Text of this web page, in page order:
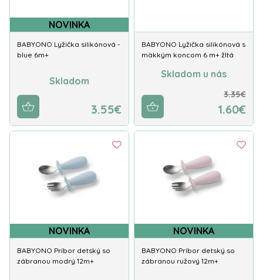
NOVINKA
BABYONO Lyžička silikónová -
blue 6m+
Skladom
3.55€
BABYONO Lyžička silikónová s
mäkkým koncom 6 m+ žltá
Skladom u nás
3.35€
1.60€
NOVINKA
BABYONO Príbor detský so
zábranou modrý 12m+
NOVINKA
BABYONO Príbor detský so
zábranou ružový 12m+